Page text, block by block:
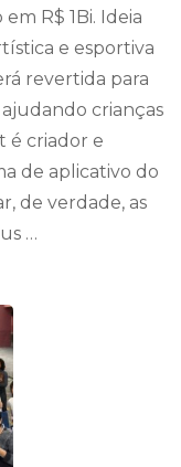
R$ 1Bi. Ideia
e esportiva
revertida para
crianças
é criador e
de aplicativo do
de verdade, as
…